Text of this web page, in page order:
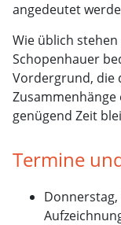
angedeutet
Wie üblich
Schopenhauer
Vordergrund, die
genügend Zeit
Termine
Donnerstag,